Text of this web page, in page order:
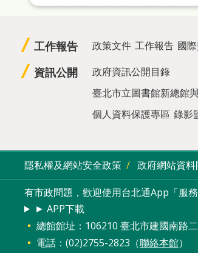
工作報告 政策文件 工作報告 國
資訊公開
政府資訊公開目錄
臺北市立圖書館新總館
個人資料保護專區 錄影
隱私權及網站安全政策 政府網站資
有市政問題，歡迎使用台北通App「服
► APP下載
總館館址：106210 臺北市建國南路
電話：(02)2755-2823（聯絡本館）